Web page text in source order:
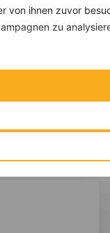
von ihnen zuvor
zu
›